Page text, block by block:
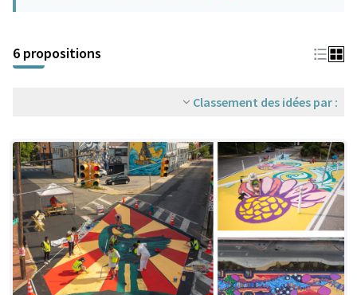
6 propositions
Classement des idées par :